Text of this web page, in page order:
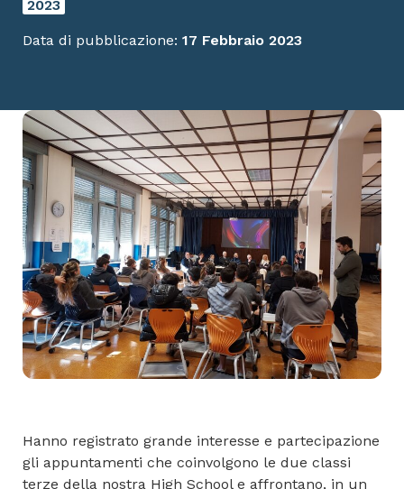
2023
Data di pubblicazione: 17 Febbraio 2023
Hanno registrato grande interesse e partecipazione
gli appuntamenti che coinvolgono le due classi
terze della nostra High School e affrontano, in un